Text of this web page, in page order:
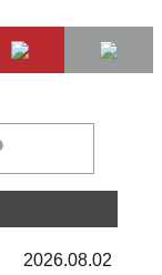
2026.08.02